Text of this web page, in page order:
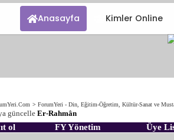
Anasayfa Kimler Online
> ForumYeri - Din, Eğitim-Öğretim, Kültür-Sanat ve
Er-Rahmân
ol FY Yönetim Üye